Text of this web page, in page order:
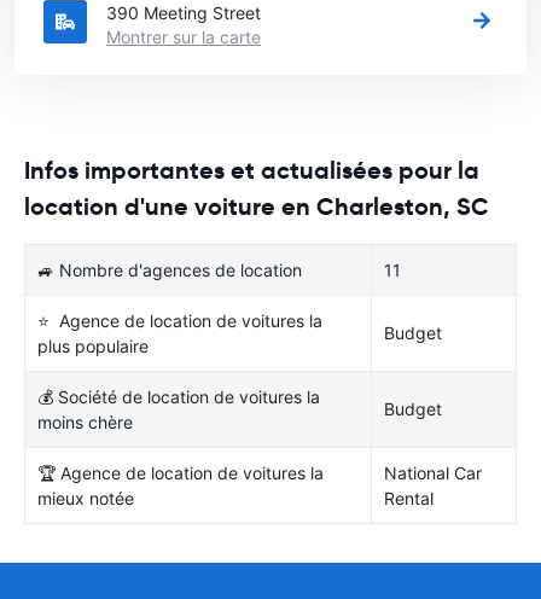
390 Meeting Street
Montrer sur la carte
Infos importantes et actualisées pour la
location d'une voiture en Charleston, SC
🚙 Nombre d'agences de location 11
⭐ Agence de location de voitures la
plus populaire
Budget
💰 Société de location de voitures la
moins chère
Budget
🏆 Agence de location de voitures la
mieux notée
National Car
Rental